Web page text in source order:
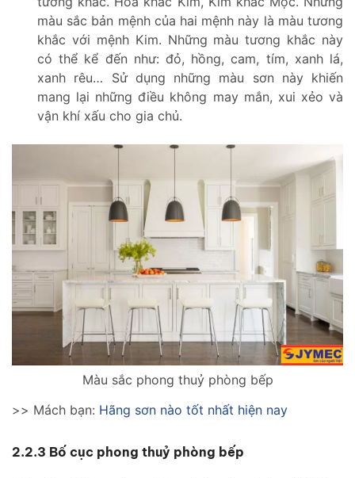
màu sắc bản mệnh của hai mệnh này là màu tương
khắc với mệnh Kim. Những màu tương khắc này
có thể kể đến như: đỏ, hồng, cam, tím, xanh lá,
xanh rêu… Sử dụng những màu sơn này khiến
mang lại những điều không may mắn, xui xẻo và
vận khí xấu cho gia chủ.
Màu sắc phong thuỷ phòng bếp
>> Mách bạn: Hãng sơn nào tốt nhất hiện nay
2.2.3 Bố cục phong thuỷ phòng bếp